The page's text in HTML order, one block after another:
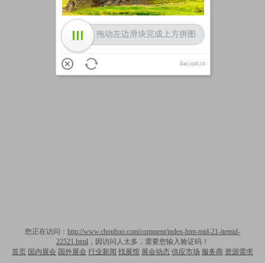
您正在访问： http://www.chouhuo.com/comment/index-htm-mid-21-itemid-
22521.html ，因访问人太多，需要您输入验证码！
首页 国内展会 国外展会 行业新闻 找展馆 展会动态 供应市场 服务商 资源需求
拖动左边滑块完成上方拼图
hao.sud.cn